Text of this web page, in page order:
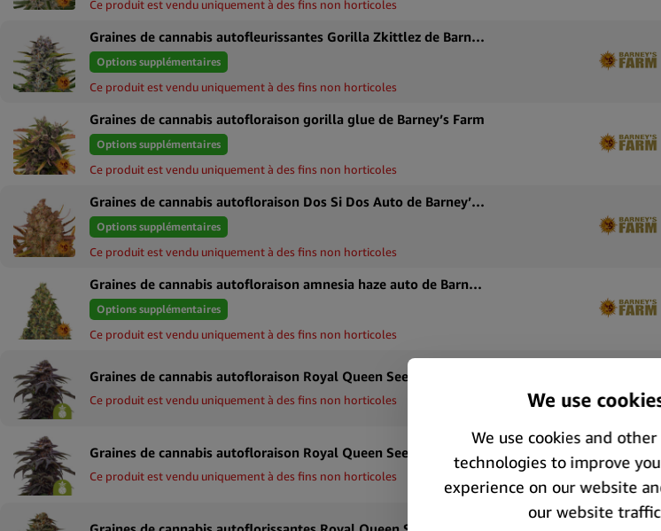
Ce produit est vendu uniquement à des fins non horticoles
Graines de cannabis autofleurissantes Gorilla Zkittlez de Barney’s Farm
Options supplémentaires
Ce produit est vendu uniquement à des fins non horticoles
Graines de cannabis autofloraison gorilla glue de Barney’s Farm
Options supplémentaires
Ce produit est vendu uniquement à des fins non horticoles
Graines de cannabis autofloraison Dos Si Dos Auto de Barney’s Farm
Options supplémentaires
Ce produit est vendu uniquement à des fins non horticoles
Graines de cannabis autofloraison amnesia haze auto de Barney’s farm
Options supplémentaires
Ce produit est vendu uniquement à des fins non horticoles
Ce produit est vendu uniquement à des fins non horticoles
Graines de cannabis autofloraison Royal Queen Seeds Tropicana Cookies Purple Auto (pack de 3 graines)
Ce produit est vendu uniquement à des fins non horticoles